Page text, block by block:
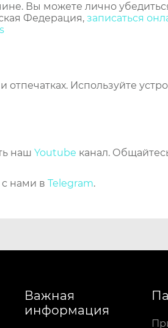
Вы можете лично
Федерация, записаться
Используйте
наш Youtube канал.
нами в Telegram.
Важная
информация